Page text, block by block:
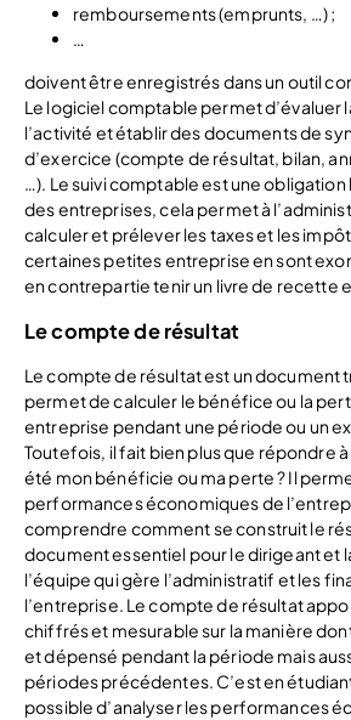
remboursements (emprunts, …) ;
doivent être enregistrés dans un outil
Le logiciel comptable permet d’évaluer
l’activité et établir des documents de
d’exercice (compte de résultat, bilan,
…). Le suivi comptable est une
des entreprises, cela permet à
calculer et prélever les taxes et les
certaines petites entreprise en sont
en contrepartie tenir un livre de recette
Le compte de résultat
Le compte de résultat est un document
permet de calculer le bénéfice ou la
entreprise pendant une période ou un
Toutefois, il fait bien plus que répondre à
été mon bénéficie ou ma perte ? Il
performances économiques de
comprendre comment se construit le
document essentiel pour le dirigeant et
l’équipe qui gère l’administratif et les
l’entreprise. Le compte de résultat
chiffrés et mesurable sur la manière
et dépensé pendant la période mais
périodes précédentes. C’est en
possible d’analyser les performances